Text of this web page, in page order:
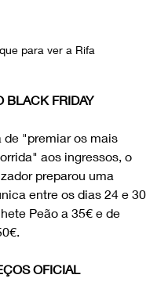
para ver a Rifa
BLACK FRIDAY
de "premiar os mais
aos ingressos, o
preparou uma
entre os dias 24 e 30
Peão a 35€ e de
OFICIAL